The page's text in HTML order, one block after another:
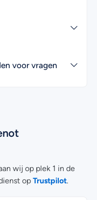
ze helemaal. Ook kan
vertraagd
aangeraden helemaal
voor vragen
wij op plek 1 in de
op Trustpilot